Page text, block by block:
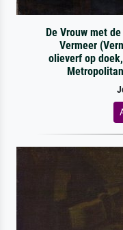
De Vrouw met
Vermeer
olieverf op